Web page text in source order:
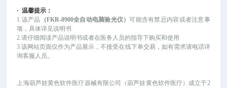
·温馨提示：
1.该产品
（FKR-8900全自动电脑验光仪）可能含有禁忌内容或者注意事
项，具体详见说明书
2.请仔细阅读产品说明书或者在医务人员的指导下购买和使用
3.该网站页面仅作为产品展示，不接受在线下单交易，如有需求请电话详
询客服人员。
上海葫芦娃黄色软件医疗器械有限公司（葫芦娃黄色软件医疗）成立于2